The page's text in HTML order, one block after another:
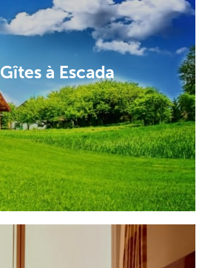
Gîtes à Escada